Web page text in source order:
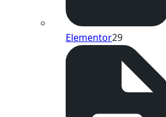
Elementor29